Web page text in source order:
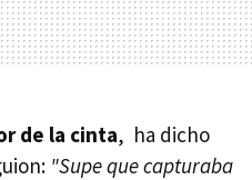
de la cinta, ha dicho
"Supe que capturaba